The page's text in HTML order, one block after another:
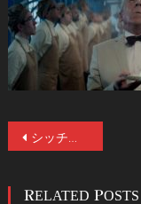
投シッチェス映画祭 4 部門受賞！究極の「縦」構造SFシチュエーション・スリラー『プラットフォーム』が1/29より公開！日本版アートワークと予告映像が解禁！
RELATED POSTS